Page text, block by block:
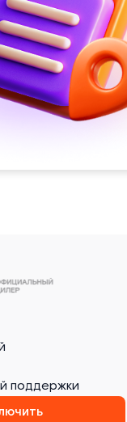
поддержки